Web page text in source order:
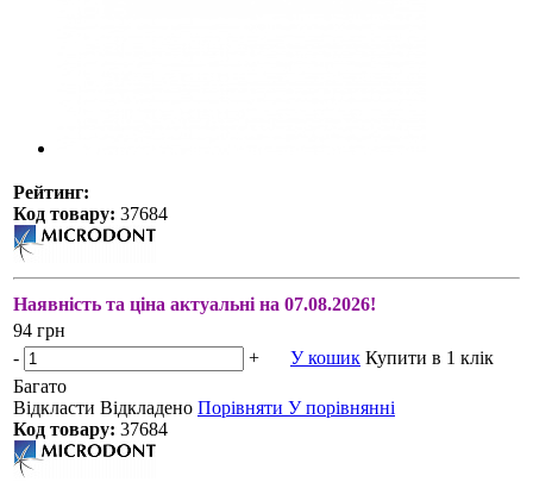
Рейтинг:
Код товару: 37684
Наявність та ціна актуальні на 07.08.2026!
94 грн
-
+ У кошик Купити в 1 клік
Багато
Відкласти Відкладено Порівняти У порівнянні
Код товару: 37684